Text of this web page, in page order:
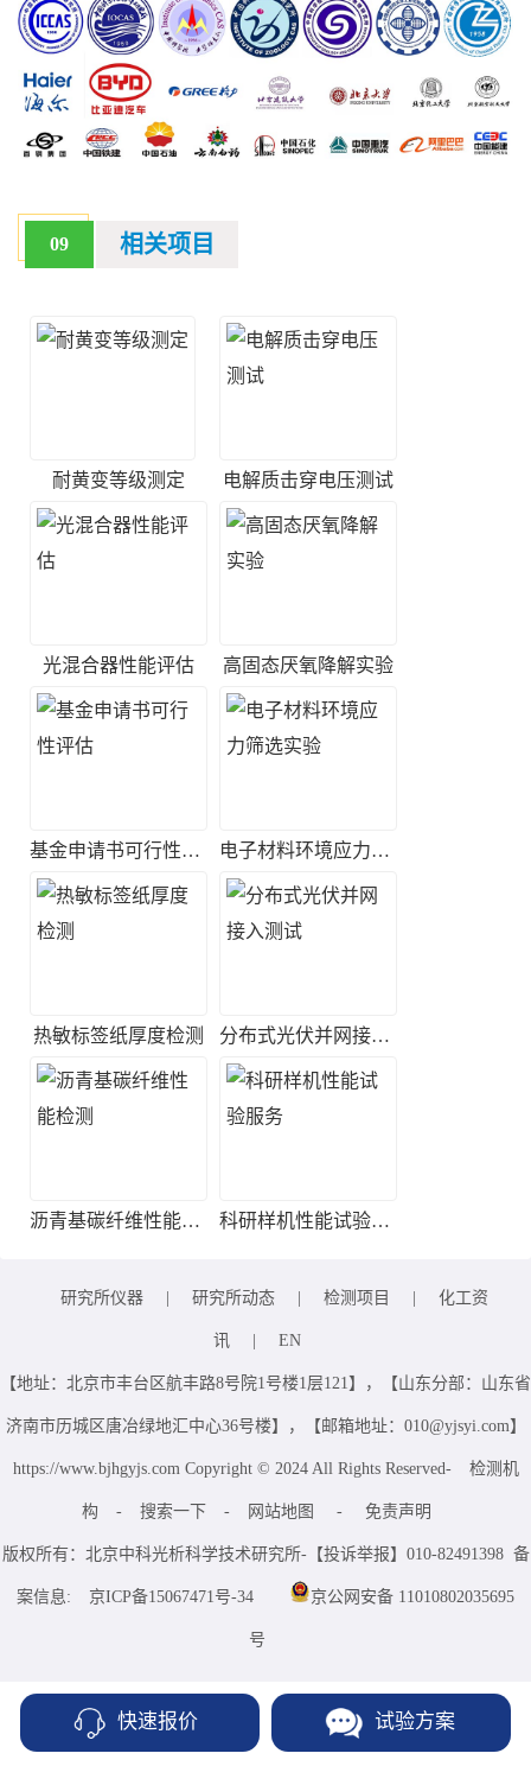
09 相关项目
耐黄变等级测定 电解质击穿电压测试
光混合器性能评估 高固态厌氧降解实验
基金申请书可行性评估 电子材料环境应力筛选实验
热敏标签纸厚度检测 分布式光伏并网接入测试
沥青基碳纤维性能检测 科研样机性能试验服务
研究所仪器 研究所动态 检测项目 化工资
讯 EN
【地址：北京市丰台区航丰路8号院1号楼1层121】，【山东分部：山东省
济南市历城区唐冶绿地汇中心36号楼】，【邮箱地址：010@yjsyi.com】
https://www.bjhgyjs.com Copyright © 2024 All Rights Reserved- 检测机
构 - 搜索一下 - 网站地图 - 免责声明
版权所有：北京中科光析科学技术研究所-【投诉举报】010-82491398 备
案信息: 京ICP备15067471号-34 京公网安备 11010802035695
号
快速报价 试验方案